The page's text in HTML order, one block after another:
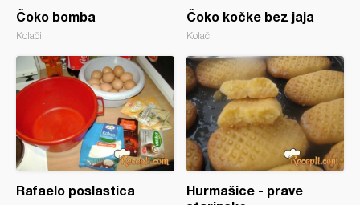
Čoko bomba
Kolači
Čoko kočke bez jaja
Kolači
Rafaelo poslastica
Hurmašice - prave